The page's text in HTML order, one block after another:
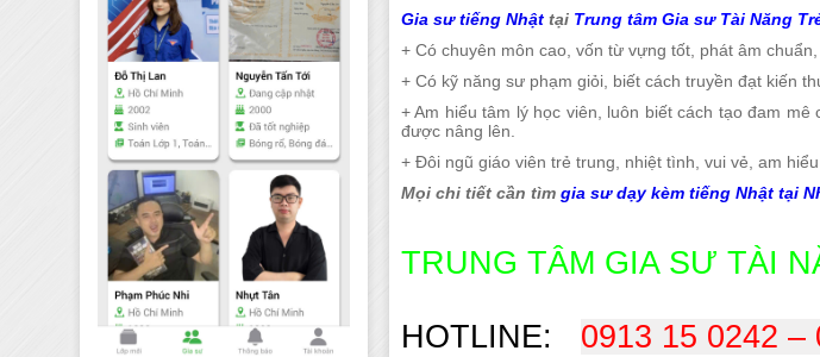
Gia sư tiếng NhậttạiTrung tâm Gia sư Tài Năng
+ Có chuyên môn cao, vốn từ vựng tốt, phát âm
+ Có kỹ năng sư phạm giỏi, biết cách truyền đạt kiến
+ Am hiểu tâm lý học viên, luôn biết cách tạo đam
được nâng lên.
+ Đôi ngũ giáo viên trẻ trung, nhiệt tình, vui vẻ, am
Mọi chi tiết cần tìm gia sư dạy kèm tiếng Nhật tại
TRUNG TÂM GIA SƯ TÀI
HOTLINE: 0913 15 0242 –